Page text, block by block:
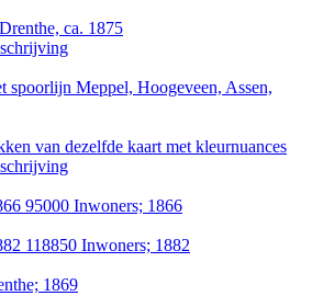
ca. 1875
spoorlijn Meppel, Hoogeveen, Assen,
van dezelfde kaart met kleurnuances
95000 Inwoners; 1866
118850 Inwoners; 1882
1869